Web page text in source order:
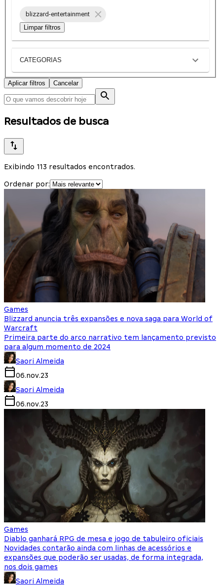
blizzard-entertainment
Limpar filtros
CATEGORIAS
Aplicar filtros Cancelar
Resultados de busca
Exibindo 113 resultados encontrados.
Ordenar por:
Games
Blizzard anuncia três expansões e nova saga para World of
Warcraft
Primeira parte do arco narrativo tem lançamento previsto
para algum momento de 2024
Saori Almeida
06.nov.23
Saori Almeida
06.nov.23
Games
Diablo ganhará RPG de mesa e jogo de tabuleiro oficiais
Novidades contarão ainda com linhas de acessórios e
expansões que poderão ser usadas, de forma integrada,
nos dois games
Saori Almeida